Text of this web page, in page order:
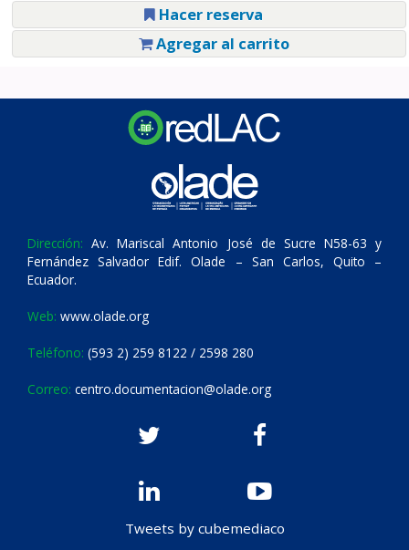
Hacer reserva
Agregar al carrito
Dirección: Av. Mariscal Antonio José de Sucre N58-63 y
Fernández Salvador Edif. Olade – San Carlos, Quito –
Ecuador.
Web: www.olade.org
Teléfono: (593 2) 259 8122 / 2598 280
Correo: centro.documentacion@olade.org
Tweets by cubemediaco